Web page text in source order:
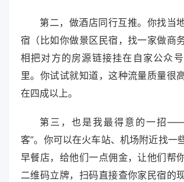
第二，做酒店同行互推。你找当
宿（比如你做景区民宿，找一家做商
相把对方的房源链接挂在自家公众
里。你试试就知道，这种流量质量很
在四成以上。
第三，也是我最得意的一招
客”。你可以在火车站、机场附近找一
早餐店，给他们一点佣金，让他们帮
二维码立牌，扫码直接查你家民宿的